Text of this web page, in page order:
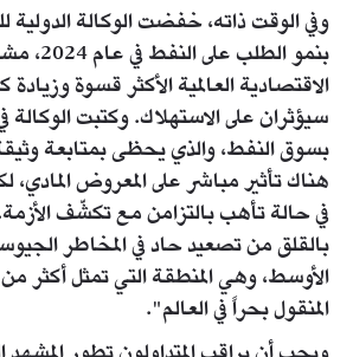
وفي الوقت ذاته، خفضت الوكالة الدولية
بنمو
الاقتصادية العالمية الأكثر قسوة
سيؤثران على الاستهلاك. وكتبت
بسوق النفط، والذي يحظى بمتابعة
هناك تأثير مباشر على المعروض
في حالة تأهب بالتزامن مع تكشّف
بالقلق من تصعيد حاد في المخاطر
الأوسط، وهي المنطقة التي تمثل أكثر
المنقول بحراً في العالم".